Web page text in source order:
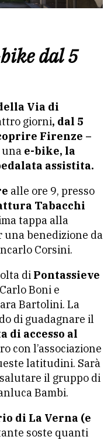
dal 5
Via di
giorni, dal 5
Firenze –
una e-bike, la
assistita.
alle ore 9, presso
Tabacchi
tappa alla
una benedizione da
Corsini.
di Pontassieve
Boni e
Bartolini. La
di guadagnare il
di accesso al
con l’associazione
latitudini. Sarà
il gruppo di
Bambi.
di La Verna (e
soste quanti